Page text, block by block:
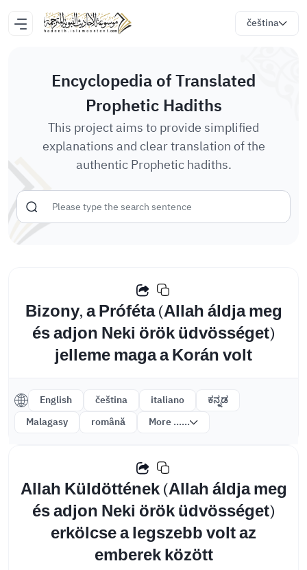
čeština
Encyclopedia of Translated
Prophetic Hadiths
This project aims to provide simplified
explanations and clear translation of the
authentic Prophetic hadiths.
Bizony, a Próféta (Allah áldja meg
és adjon Neki örök üdvösséget)
jelleme maga a Korán volt
English čeština italiano
ಕನ್ನಡ
Malagasy
română More ......
Allah Küldöttének (Allah áldja meg
és adjon Neki örök üdvösséget)
erkölcse a legszebb volt az
emberek között